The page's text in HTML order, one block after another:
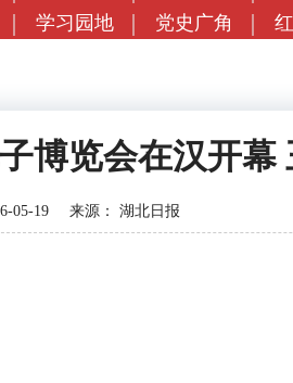
学习园地 党史广角
博览会在汉开幕
05-19 来源： 湖北日报